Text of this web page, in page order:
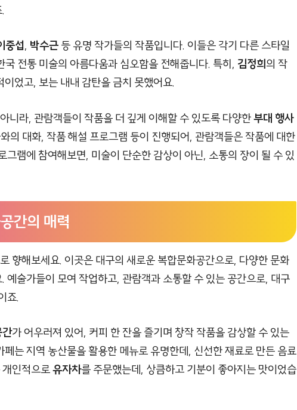
중섭, 박수근 등 유명 작가들의 작품입니다. 이들은 각기 다른 스타일
전통 미술의 아름다움과 심오함을 전해줍니다. 특히, 김정희의 작
었고, 보는 내내 감탄을 금치 못했어요.
니라, 관람객들이 작품을 더 깊게 이해할 수 있도록 다양한부대 행사
의 대화, 작품 해설 프로그램 등이 진행되어, 관람객들은 작품에 대한
그램에 참여해보면, 미술이 단순한 감상이 아닌, 소통의 장이 될 수 있
간의 매력
향해보세요. 이곳은 대구의 새로운 복합문화공간으로, 다양한 문화
예술가들이 모여 작업하고, 관람객과 소통할 수 있는 공간으로, 대구
죠.
간가 어우러져 있어, 커피 한 잔을 즐기며 창작 작품을 감상할 수 있는
는 지역 농산물을 활용한 메뉴로 유명한데, 신선한 재료로 만든 음료
인적으로유자차를 주문했는데, 상큼하고 기분이 좋아지는 맛이었습